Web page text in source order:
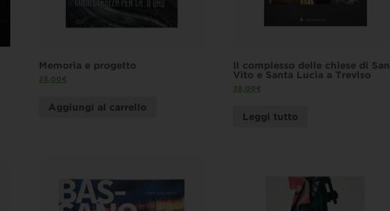
Memoria e progetto
25,00€
Aggiungi al carrello
Il complesso delle chiese di San
Vito e Santa Lucia a Treviso
38,00€
Leggi tutto